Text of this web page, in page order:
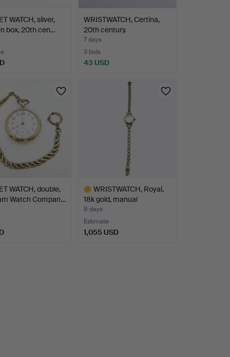
WATCH, silver,
box, 20th cen…
WRISTWATCH, Certina,
20th century.
7 days
3 bids
43 USD
WATCH, double,
Watch Compan…
WRISTWATCH, Royal,
18k gold, manual
moveme…
8 days
Estimate
1,055 USD